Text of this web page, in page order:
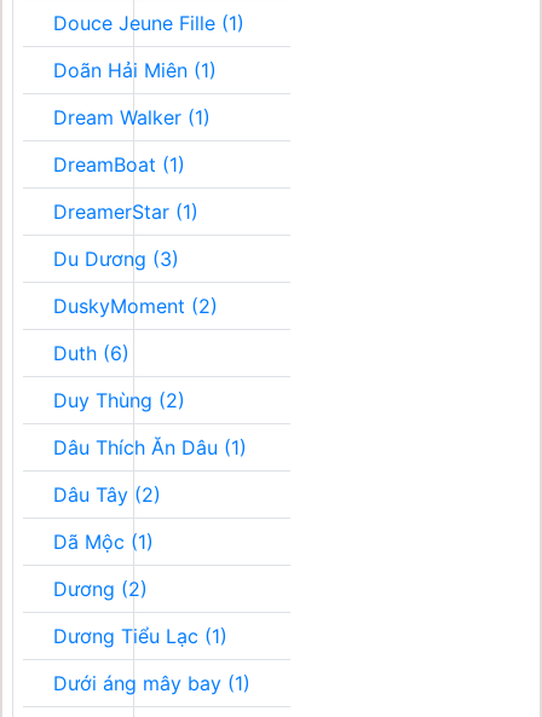
Douce Jeune Fille (1)
Doãn Hải Miên (1)
Dream Walker (1)
DreamBoat (1)
DreamerStar (1)
Du Dương (3)
DuskyMoment (2)
Duth (6)
Duy Thùng (2)
Dâu Thích Ăn Dâu (1)
Dâu Tây (2)
Dã Mộc (1)
Dương (2)
Dương Tiểu Lạc (1)
Dưới áng mây bay (1)